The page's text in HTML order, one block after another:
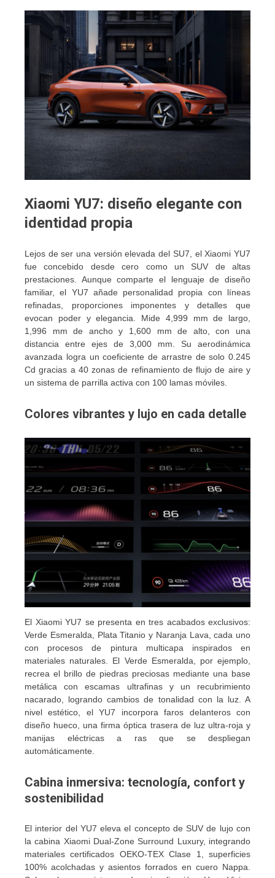
Xiaomi YU7: diseño elegante con
identidad propia
Lejos de ser una versión elevada del SU7, el Xiaomi YU7
fue concebido desde cero como un SUV de altas
prestaciones. Aunque comparte el lenguaje de diseño
familiar, el YU7 añade personalidad propia con líneas
refinadas, proporciones imponentes y detalles que
evocan poder y elegancia. Mide 4,999 mm de largo,
1,996 mm de ancho y 1,600 mm de alto, con una
distancia entre ejes de 3,000 mm. Su aerodinámica
avanzada logra un coeficiente de arrastre de solo 0.245
Cd gracias a 40 zonas de refinamiento de flujo de aire y
un sistema de parrilla activa con 100 lamas móviles.
Colores vibrantes y lujo en cada detalle
El Xiaomi YU7 se presenta en tres acabados exclusivos:
Verde Esmeralda, Plata Titanio y Naranja Lava, cada uno
con procesos de pintura multicapa inspirados en
materiales naturales. El Verde Esmeralda, por ejemplo,
recrea el brillo de piedras preciosas mediante una base
metálica con escamas ultrafinas y un recubrimiento
nacarado, logrando cambios de tonalidad con la luz. A
nivel estético, el YU7 incorpora faros delanteros con
diseño hueco, una firma óptica trasera de luz ultra-roja y
manijas eléctricas a ras que se despliegan
automáticamente.
Cabina inmersiva: tecnología, confort y
sostenibilidad
El interior del YU7 eleva el concepto de SUV de lujo con
la cabina Xiaomi Dual-Zone Surround Luxury, integrando
materiales certificados OEKO-TEX Clase 1, superficies
100% acolchadas y asientos forrados en cuero Nappa.